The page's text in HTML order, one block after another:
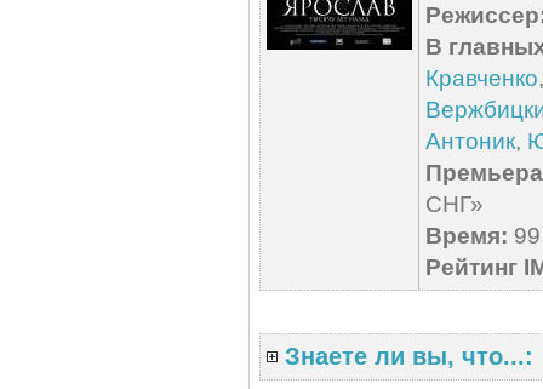
В
Кравченко
Антоник,
СНГ»
Время:
Рейтинг
Знаете ли вы, что...: